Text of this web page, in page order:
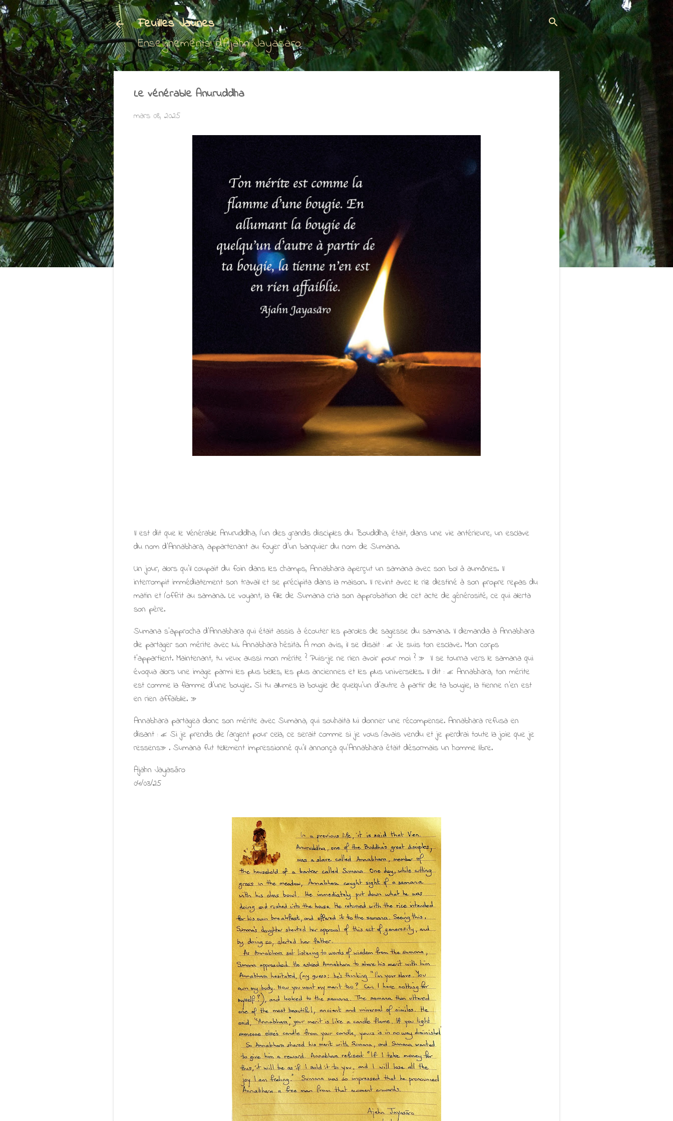
Accéder au contenu principal
Feuilles Jaunes
Enseignements d'Ajahn Jayasaro
Le vénérable Anuruddha
mars 08, 2025
Il est dit que le Vénérable Anuruddha, l'un des grands disciples du Bouddha, était, dans une vie antérieure, un esclave
du nom d'Annabhara, appartenant au foyer d'un banquier du nom de Sumana.
Un jour, alors qu’il coupait du foin dans les champs, Annabhara aperçut un samana avec son bol à aumônes. Il
interrompit immédiatement son travail et se précipita dans la maison. Il revint avec le riz destiné à son propre repas du
matin et l’offrit au samana. Le voyant, la fille de Sumana cria son approbation de cet acte de générosité, ce qui alerta
son père.
Sumana s’approcha d’Annabhara qui était assis à écouter les paroles de sagesse du samana. Il demanda à Annabhara
de partager son mérite avec lui. Annabhara hésita. À mon avis, il se disait : « Je suis ton esclave. Mon corps
t'appartient. Maintenant, tu veux aussi mon mérite ? Puis-je ne rien avoir pour moi ? » Il se tourna vers le samana qui
évoqua alors une image parmi les plus belles, les plus anciennes et les plus universelles. Il dit : « Annabhara, ton mérite
est comme la flamme d'une bougie. Si tu allumes la bougie de quelqu'un d'autre à partir de ta bougie, la tienne n'en est
en rien affaiblie. »
Annabhara partagea donc son mérite avec Sumana, qui souhaita lui donner une récompense. Annabhara refusa en
disant : « Si je prends de l'argent pour cela, ce serait comme si je vous l'avais vendu et je perdrai toute la joie que je
ressens» . Sumana fut tellement impressionné qu'il annonça qu'Annabhara était désormais un homme libre.
Ajahn Jayasāro
04/03/25